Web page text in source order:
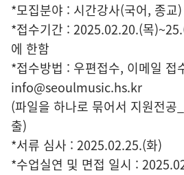
*모집분야 : 시간강사(국어, 종교)
*접수기간 : 2025.02.20.(목
에 한함
*접수방법 : 우편접수, 이메일 접
info@seoulmusic.hs.kr
(파일을 하나로 묶어서 지원전
출)
*서류 심사 : 2025.02.25.(화)
*수업실연 및 면접 일시 :